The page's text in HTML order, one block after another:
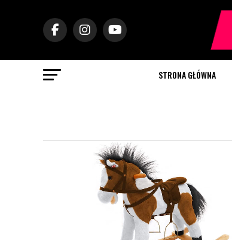
STRONA GŁÓWNA